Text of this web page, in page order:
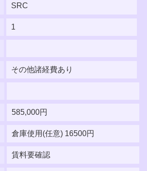
SRC
1
その他諸経費あり
585,000円
倉庫使用(任意) 16500円
賃料要確認